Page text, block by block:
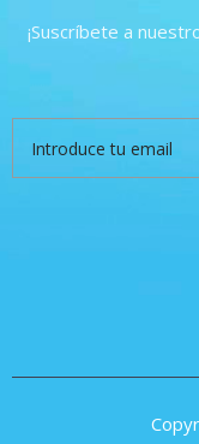
¡Suscríbete a